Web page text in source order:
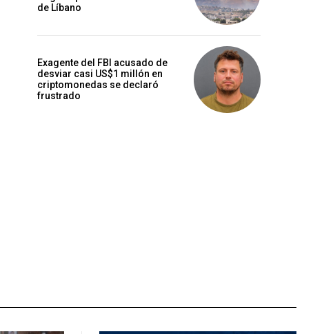
de Líbano
Exagente del FBI acusado de
desviar casi US$1 millón en
criptomonedas se declaró
frustrado